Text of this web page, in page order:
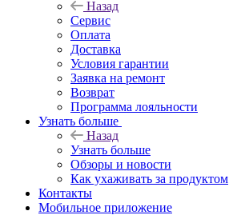
Назад
Сервис
Оплата
Доставка
Условия гарантии
Заявка на ремонт
Возврат
Программа лояльности
Узнать больше
Назад
Узнать больше
Обзоры и новости
Как ухаживать за продуктом
Контакты
Мобильное приложение